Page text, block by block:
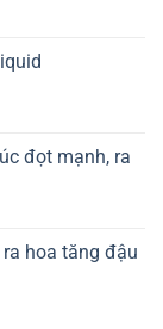
đọt mạnh, ra
hoa tăng đậu